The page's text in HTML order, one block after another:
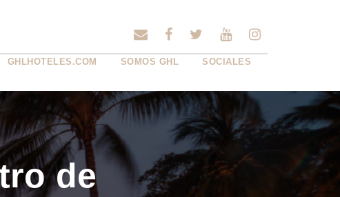
GHLHOTELES.COM SOMOS GHL SOCIALES
de